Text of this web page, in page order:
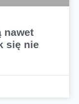
nawet
się nie